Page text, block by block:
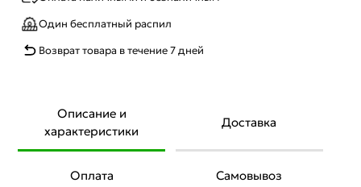
Один бесплатный распил
Возврат товара в течение 7 дней
Описание и
характеристики
Доставка
Оплата Самовывоз